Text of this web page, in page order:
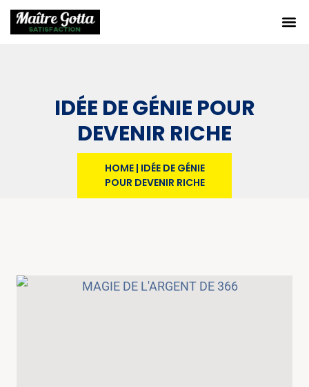
IDÉE DE GÉNIE POUR
DEVENIR RICHE
HOME| IDÉE DE GÉNIE
POUR DEVENIR RICHE